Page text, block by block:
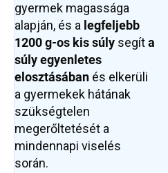
gyermek magassága
alapján, és a legfeljebb
1200 g-os kis súly segíta
súly egyenletes
elosztásában és elkerüli
a gyermekek hátának
szükségtelen
megerőltetését a
mindennapi viselés
során.